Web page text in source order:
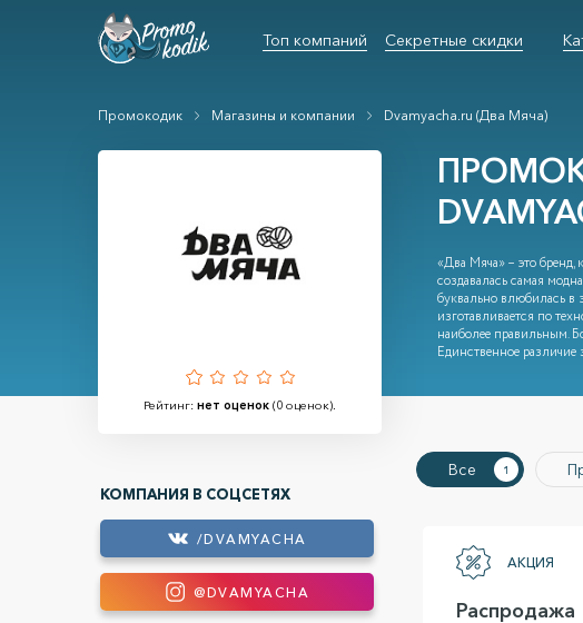
Топ компаний Секретные скидки
Промокодик Магазины и компании Dvamyacha.ru (Два Мяча)
Рейтинг: нет оценок (0 оценок).
«Два Мяча» – это бренд,
создавалась самая
буквально влюбилась в
изготавливается по
наиболее правильным.
Единственное
КОМПАНИЯ В СОЦСЕТЯХ
/DVAMYACHA
@DVAMYACHA
Все 1
АКЦИЯ
Распродажа